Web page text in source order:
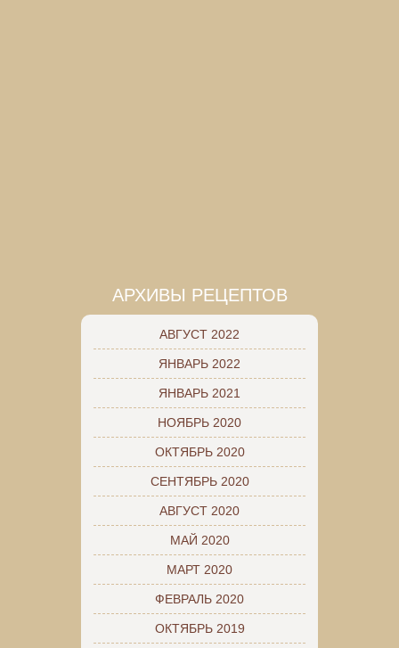
АРХИВЫ РЕЦЕПТОВ
АВГУСТ 2022
ЯНВАРЬ 2022
ЯНВАРЬ 2021
НОЯБРЬ 2020
ОКТЯБРЬ 2020
СЕНТЯБРЬ 2020
АВГУСТ 2020
МАЙ 2020
МАРТ 2020
ФЕВРАЛЬ 2020
ОКТЯБРЬ 2019